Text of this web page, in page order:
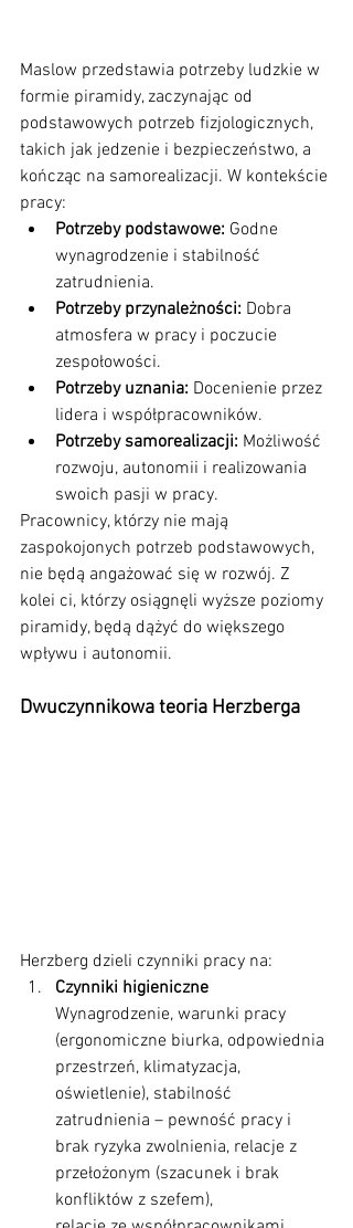
Maslow przedstawia potrzeby ludzkie w
formie piramidy, zaczynając od
podstawowych potrzeb fizjologicznych,
takich jak jedzenie i bezpieczeństwo, a
kończąc na samorealizacji. W kontekście
pracy:
Potrzeby podstawowe: Godne
wynagrodzenie i stabilność
zatrudnienia.
Potrzeby przynależności: Dobra
atmosfera w pracy i poczucie
zespołowości.
Potrzeby uznania: Docenienie przez
lidera i współpracowników.
Potrzeby samorealizacji: Możliwość
rozwoju, autonomii i realizowania
swoich pasji w pracy.
Pracownicy, którzy nie mają
zaspokojonych potrzeb podstawowych,
nie będą angażować się w rozwój. Z
kolei ci, którzy osiągnęli wyższe poziomy
piramidy, będą dążyć do większego
wpływu i autonomii.
Dwuczynnikowa teoria Herzberga
Herzberg dzieli czynniki pracy na:
Czynniki higieniczne
Wynagrodzenie, warunki pracy
(ergonomiczne biurka, odpowiednia
przestrzeń, klimatyzacja,
oświetlenie), stabilność
zatrudnienia – pewność pracy i
brak ryzyka zwolnienia, relacje z
przełożonym (szacunek i brak
konfliktów z szefem),